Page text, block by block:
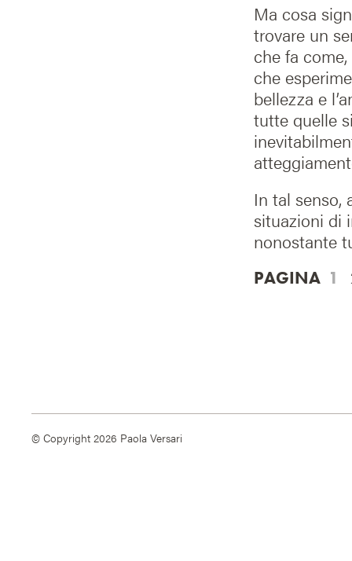
Ma cosa
trovare un
che fa
che
bellezza e
tutte quelle
In tal senso,
situazioni di
nonostante
PAGINA 1
© Copyright 2026 Paola Versari